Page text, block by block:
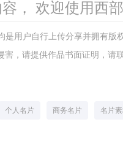
， 欢迎使用西
是用户自行上传分享并拥有
，请提供作品书面证明，请
个人名片 商务名片 名片